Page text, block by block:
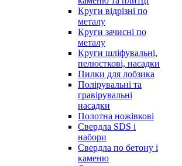
Круги відрізні по
металу
Круги зачисні по
металу
Круги шліфувальні,
пелюсткові, насадки
Пилки для лобзика
Полірувальні та
гравірувальні
насадки
Полотна ножівкові
Свердла SDS і
набори
Свердла по бетону і
каменю